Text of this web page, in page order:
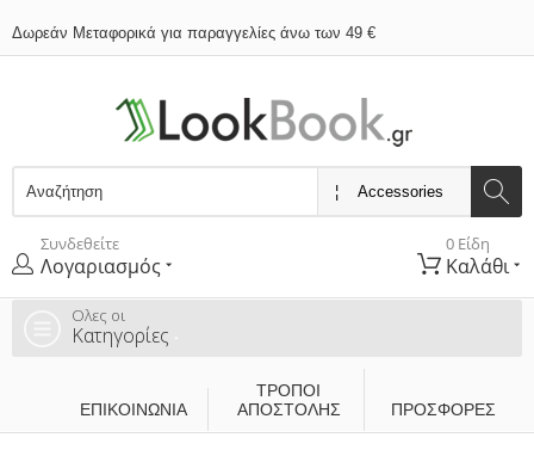
Δωρεάν Μεταφορικά για παραγγελίες άνω των 49 €
Συνδεθείτε
Λογαριασμός
0 Είδη
Καλάθι
Ολες οι
Κατηγορίες
ΕΠΙΚΟΙΝΩΝΊΑ
ΤΡΌΠΟΙ
ΑΠΟΣΤΟΛΉΣ
ΠΡΟΣΦΟΡΕΣ